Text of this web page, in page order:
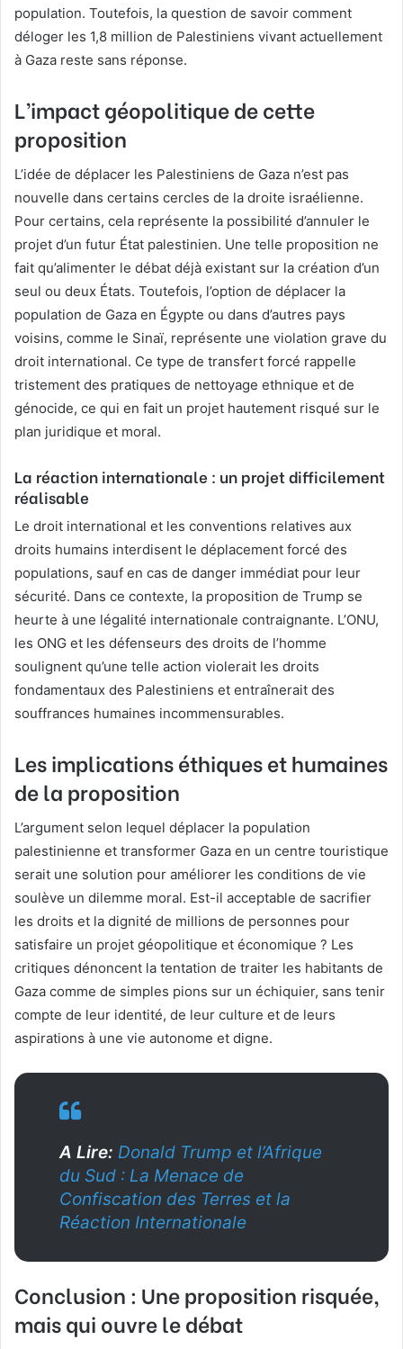
population. Toutefois, la question de savoir comment
déloger les 1,8 million de Palestiniens vivant actuellement
à Gaza reste sans réponse.
L’impact géopolitique de cette
proposition
L’idée de déplacer les Palestiniens de Gaza n’est pas
nouvelle dans certains cercles de la droite israélienne.
Pour certains, cela représente la possibilité d’annuler le
projet d’un futur État palestinien. Une telle proposition ne
fait qu’alimenter le débat déjà existant sur la création d’un
seul ou deux États. Toutefois, l’option de déplacer la
population de Gaza en Égypte ou dans d’autres pays
voisins, comme le Sinaï, représente une violation grave du
droit international. Ce type de transfert forcé rappelle
tristement des pratiques de nettoyage ethnique et de
génocide, ce qui en fait un projet hautement risqué sur le
plan juridique et moral.
La réaction internationale : un projet difficilement
réalisable
Le droit international et les conventions relatives aux
droits humains interdisent le déplacement forcé des
populations, sauf en cas de danger immédiat pour leur
sécurité. Dans ce contexte, la proposition de Trump se
heurte à une légalité internationale contraignante. L’ONU,
les ONG et les défenseurs des droits de l’homme
soulignent qu’une telle action violerait les droits
fondamentaux des Palestiniens et entraînerait des
souffrances humaines incommensurables.
Les implications éthiques et humaines
de la proposition
L’argument selon lequel déplacer la population
palestinienne et transformer Gaza en un centre touristique
serait une solution pour améliorer les conditions de vie
soulève un dilemme moral. Est-il acceptable de sacrifier
les droits et la dignité de millions de personnes pour
satisfaire un projet géopolitique et économique ? Les
critiques dénoncent la tentation de traiter les habitants de
Gaza comme de simples pions sur un échiquier, sans tenir
compte de leur identité, de leur culture et de leurs
aspirations à une vie autonome et digne.
A Lire: Donald Trump et l’Afrique
du Sud : La Menace de
Confiscation des Terres et la
Réaction Internationale
Conclusion : Une proposition risquée,
mais qui ouvre le débat